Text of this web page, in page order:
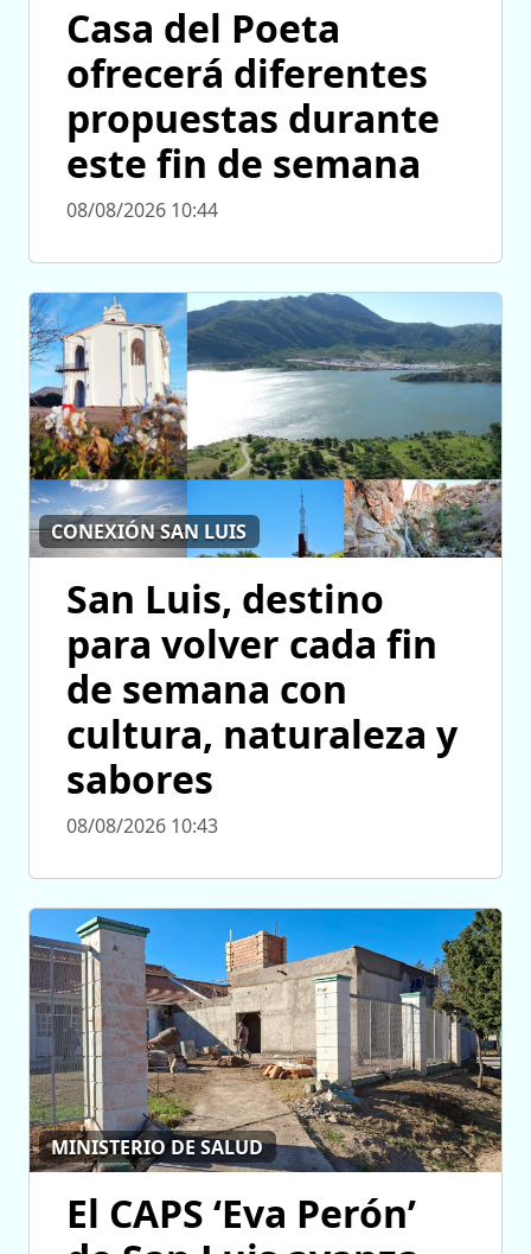
Casa del Poeta
ofrecerá diferentes
propuestas durante
este fin de semana
08/08/2026 10:44
CONEXIÓN SAN LUIS
San Luis, destino
para volver cada fin
de semana con
cultura, naturaleza y
sabores
08/08/2026 10:43
MINISTERIO DE SALUD
El CAPS ‘Eva Perón’